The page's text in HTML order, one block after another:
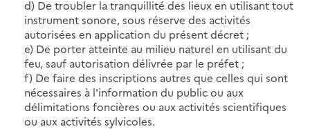
d) De troubler la tranquillité des lieux en utilisant tout
instrument sonore, sous réserve des activités
autorisées en application du présent décret ;
e) De porter atteinte au milieu naturel en utilisant du
feu, sauf autorisation délivrée par le préfet ;
f) De faire des inscriptions autres que celles qui sont
nécessaires à l'information du public ou aux
délimitations foncières ou aux activités scientifiques
ou aux activités sylvicoles.